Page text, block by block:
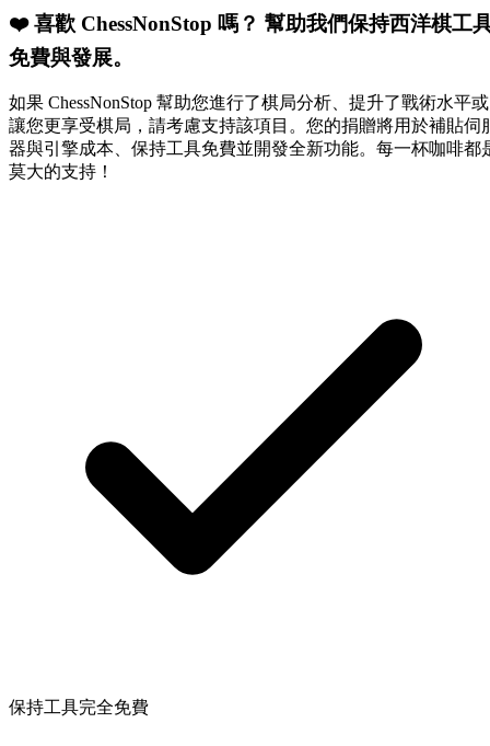
❤️ 喜歡 ChessNonStop 嗎？ 幫助我們保持西洋棋工
免費與發展。
如果 ChessNonStop 幫助您進行了棋局分析、提升了戰術水平或
讓您更享受棋局，請考慮支持該項目。您的捐贈將用於補貼伺
器與引擎成本、保持工具免費並開發全新功能。每一杯咖啡都
莫大的支持！
保持工具完全免費